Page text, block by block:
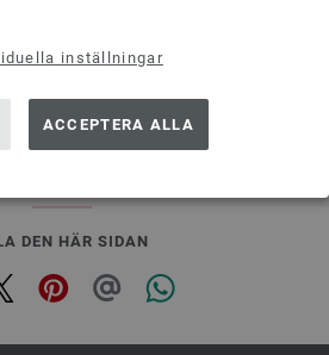
inställningar
ACCEPTERA ALLA
Baspris:
DEN HÄR SIDAN